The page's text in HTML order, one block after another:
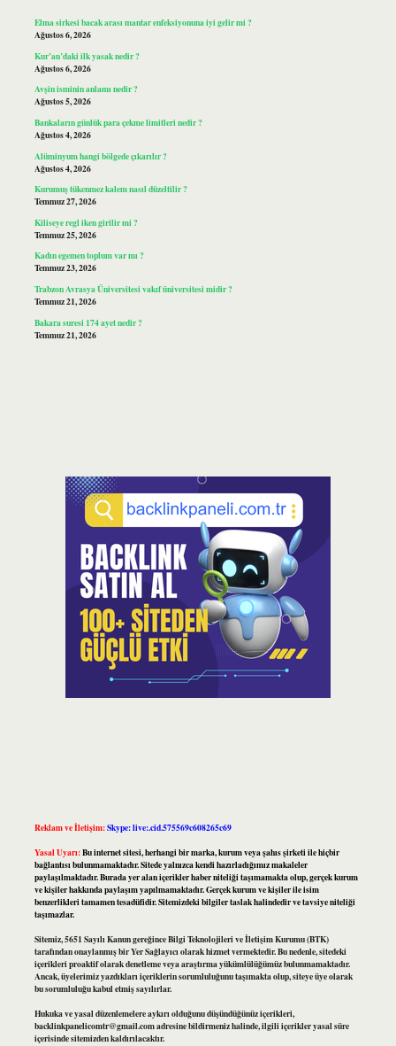
Elma sirkesi bacak arası mantar enfeksiyonuna iyi gelir mi ?
Ağustos 6, 2026
Kur’an’daki ilk yasak nedir ?
Ağustos 6, 2026
Avşin isminin anlamı nedir ?
Ağustos 5, 2026
Bankaların günlük para çekme limitleri nedir ?
Ağustos 4, 2026
Alüminyum hangi bölgede çıkarılır ?
Ağustos 4, 2026
Kurumuş tükenmez kalem nasıl düzeltilir ?
Temmuz 27, 2026
Kiliseye regl iken girilir mi ?
Temmuz 25, 2026
Kadın egemen toplum var mı ?
Temmuz 23, 2026
Trabzon Avrasya Üniversitesi vakıf üniversitesi midir ?
Temmuz 21, 2026
Bakara suresi 174 ayet nedir ?
Temmuz 21, 2026
Reklam ve İletişim:Skype: live:.cid.575569c608265c69
Yasal Uyarı:Bu internet sitesi, herhangi bir marka, kurum veya şahıs şirketi ile hiçbir
bağlantısı bulunmamaktadır. Sitede yalnızca kendi hazırladığımız makaleler
paylaşılmaktadır. Burada yer alan içerikler haber niteliği taşımamakta olup, gerçek kurum
ve kişiler hakkında paylaşım yapılmamaktadır. Gerçek kurum ve kişiler ile isim
benzerlikleri tamamen tesadüfidir. Sitemizdeki bilgiler taslak halindedir ve tavsiye niteliği
taşımazlar.
Sitemiz, 5651 Sayılı Kanun gereğince Bilgi Teknolojileri ve İletişim Kurumu (BTK)
tarafından onaylanmış bir Yer Sağlayıcı olarak hizmet vermektedir. Bu nedenle, sitedeki
içerikleri proaktif olarak denetleme veya araştırma yükümlülüğümüz bulunmamaktadır.
Ancak, üyelerimiz yazdıkları içeriklerin sorumluluğunu taşımakta olup, siteye üye olarak
bu sorumluluğu kabul etmiş sayılırlar.
Hukuka ve yasal düzenlemelere aykırı olduğunu düşündüğünüz içerikleri,
backlinkpanelicomtr@gmail.comadresine bildirmeniz halinde, ilgili içerikler yasal süre
içerisinde sitemizden kaldırılacaktır.